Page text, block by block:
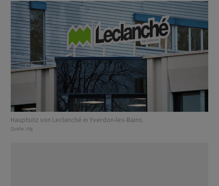
Hauptsitz von Leclanché in Yverdon-les-Bains.
Quelle: zVg